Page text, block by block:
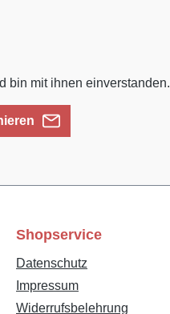
bin mit ihnen einverstanden.
Shopservice
Datenschutz
Impressum
Widerrufsbelehrung